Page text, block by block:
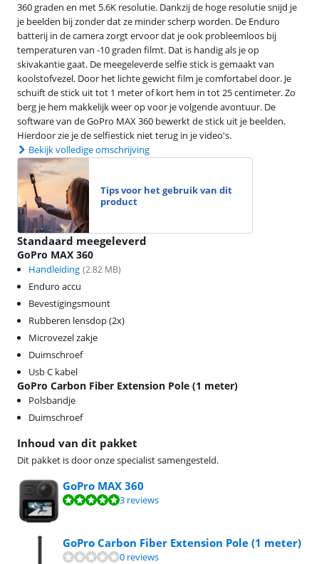
Inhoud van dit pakket
Dit pakket is door onze specialist samengesteld.
GoPro MAX 360
Beoordeling is 9,6 van de 10, gebaseerd op 3 reviews.
3 reviews
GoPro Carbon Fiber Extension Pole (1 meter)
0 reviews
360 graden en met 5.6K resolutie. Dankzij de hoge resolutie snijd je
je beelden bij zonder dat ze minder scherp worden. De Enduro
batterij in de camera zorgt ervoor dat je ook probleemloos bij
temperaturen van -10 graden filmt. Dat is handig als je op
skivakantie gaat. De meegeleverde selfie stick is gemaakt van
koolstofvezel. Door het lichte gewicht film je comfortabel door. Je
schuift de stick uit tot 1 meter of kort hem in tot 25 centimeter. Zo
berg je hem makkelijk weer op voor je volgende avontuur. De
software van de GoPro MAX 360 bewerkt de stick uit je beelden.
Hierdoor zie je de selfiestick niet terug in je video's.
Bekijk volledige omschrijving
Tips voor het gebruik van dit
product
Standaard meegeleverd
GoPro MAX 360
Handleiding (2.82 MB)
Enduro accu
Bevestigingsmount
Rubberen lensdop (2x)
Microvezel zakje
Duimschroef
Usb C kabel
GoPro Carbon Fiber Extension Pole (1 meter)
Polsbandje
Duimschroef